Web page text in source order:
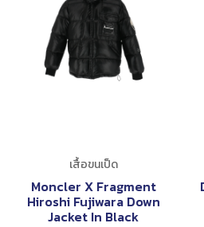
เสื้อขนเป็ด
Moncler X Fragment
Hiroshi Fujiwara Down
Jacket In Black